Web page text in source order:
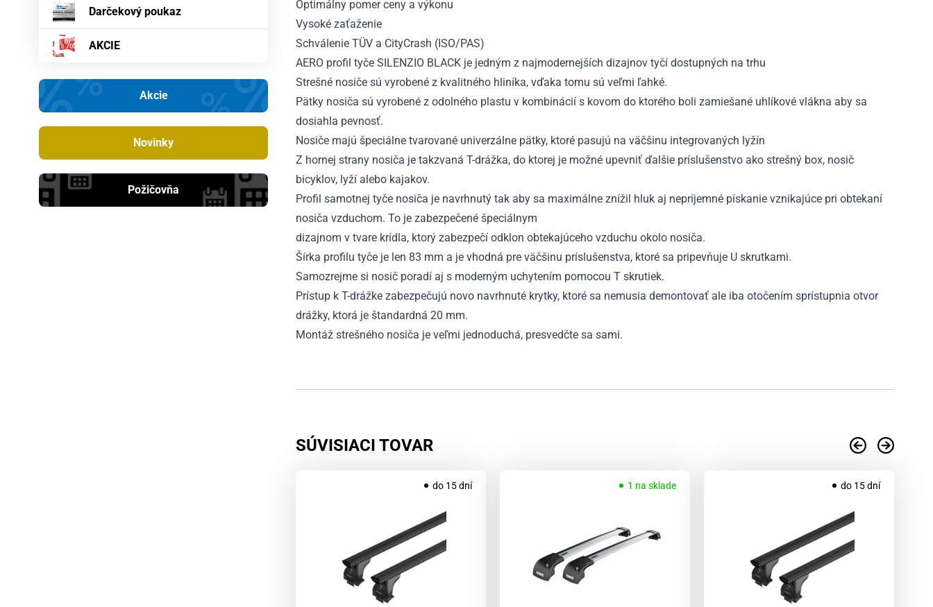
Darčekový poukaz
AKCIE
Akcie
Novinky
Požičovňa
Optimálny pomer ceny a výkonu
Vysoké zaťaženie
Schválenie TÜV a CityCrash (ISO/PAS)
AERO profil tyče SILENZIO BLACK je jedným z najmodernejších dizajnov tyčí dostupných na trhu
Strešné nosiče sú vyrobené z kvalitného hliníka, vďaka tomu sú veľmi ľahké.
Pätky nosiča sú vyrobené z odolného plastu v kombinácií s kovom do ktorého boli zamiešané uhlíkové vlákna aby sa
dosiahla pevnosť.
Nosiče majú špeciálne tvarované univerzálne pätky, ktoré pasujú na väčšinu integrovaných lyžín
Z hornej strany nosiča je takzvaná T-drážka, do ktorej je možné upevniť ďalšie príslušenstvo ako strešný box, nosič
bicyklov, lyží alebo kajakov.
Profil samotnej tyče nosiča je navrhnutý tak aby sa maximálne znížil hluk aj nepríjemné pískanie vznikajúce pri obtekaní
nosiča vzduchom. To je zabezpečené špeciálnym
dizajnom v tvare krídla, ktorý zabezpečí odklon obtekajúceho vzduchu okolo nosiča.
Šírka profilu tyče je len 83 mm a je vhodná pre väčšinu príslušenstva, ktoré sa pripevňuje U skrutkami.
Samozrejme si nosič poradí aj s moderným uchytením pomocou T skrutiek.
Prístup k T-drážke zabezpečujú novo navrhnuté krytky, ktoré sa nemusia demontovať ale iba otočením sprístupnia otvor
drážky, ktorá je štandardná 20 mm.
Montáž strešného nosiča je veľmi jednoduchá, presvedčte sa sami.
SÚVISIACI TOVAR
do 15 dní 1 na sklade do 15 dní